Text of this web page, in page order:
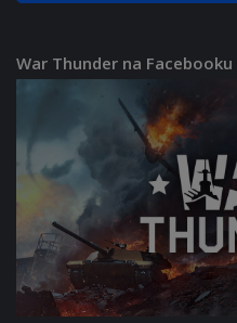
War Thunder na Facebooku